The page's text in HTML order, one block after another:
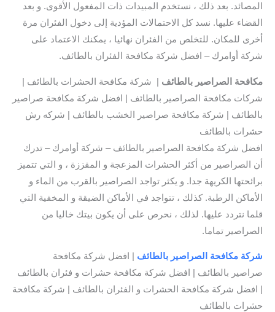
المصائد. بعد ذلك ، نستخدم المبيدات ذات المفعول الأقوى. و بعد
القضاء عليها. نسد كل الاحتمالات المؤدية إلى دخول الفئران مرة
أخرى للمكان. للتخلص من الفئران نهائيا ، يمكنك الاعتماد على
شركة أوامرك – افضل شركة مكافحة الفئران بالطائف.
مكافحة الصراصير بالطائف | شركة مكافحة الحشرات بالطائف |
شركات مكافحة الصراصير بالطائف | افضل شركة مكافحة صراصير
بالطائف | شركة مكافحة صراصير الخشب بالطائف | شركه رش
حشرات بالطائف
افضل شركة مكافحة الصراصير بالطائف – شركة أوامرك – تدرك
أن الصراصير من أكثر الحشرات المزعجة و المقززة ، و التي تتميز
برائحتها الكريهة جدا. و يكثر تواجد الصراصير بالقرب من الماء و
الأماكن الرطبة. كذلك ، تتواجد في الأماكن الضيقة و المخفية التي
قلما نتردد عليها. لذلك ، نحرص على أن يكون بيتك خاليا من
الصراصير تماما.
شركة مكافحة الصراصير بالطائف | افضل شركة مكافحة
صراصير بالطائف | افضل شركة مكافحة حشرات و فئران بالطائف
| افضل شركة مكافحة الحشرات و الفئران بالطائف | شركة مكافحة
حشرات بالطائف